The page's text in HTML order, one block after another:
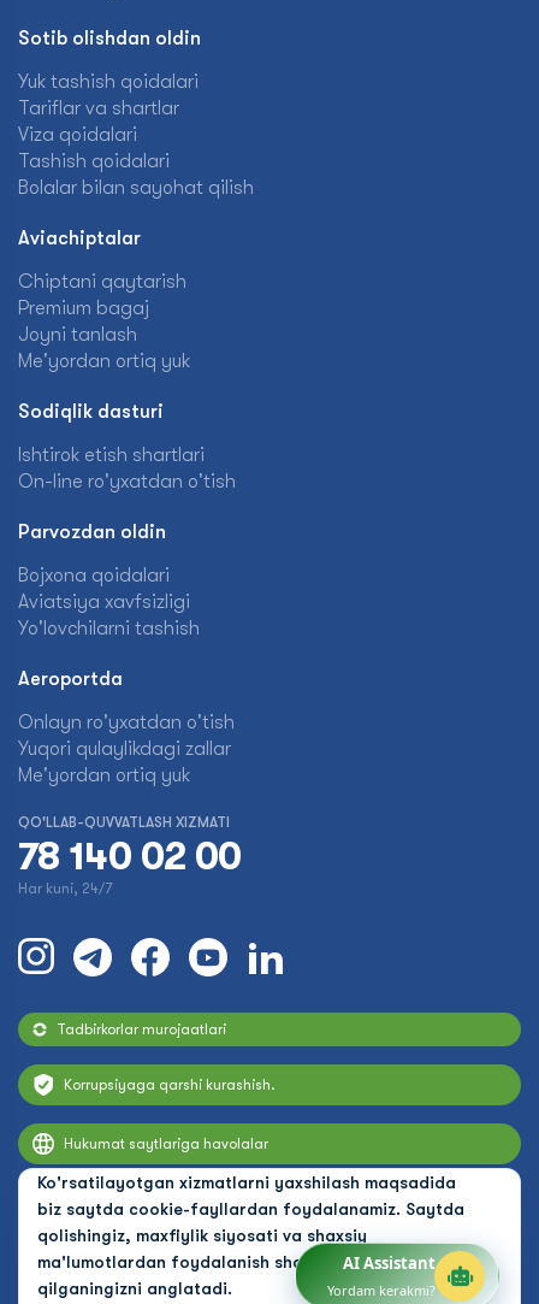
Ko'rsatilayotgan xizmatlarni yaxshilash maqsadida
biz saytda cookie-fayllardan foydalanamiz. Saytda
qolishingiz, maxfiylik siyosati va shaxsiy
ma'lumotlardan foydalanish shartlarini qabul
qilganingizni anglatadi.
Sotib olishdan oldin
Yuk tashish qoidalari
Tariflar va shartlar
Viza qoidalari
Tashish qoidalari
Bolalar bilan sayohat qilish
Aviachiptalar
Chiptani qaytarish
Premium bagaj
Joyni tanlash
Me'yordan ortiq yuk
Sodiqlik dasturi
Ishtirok etish shartlari
On-line ro'yxatdan o'tish
Parvozdan oldin
Bojxona qoidalari
Aviatsiya xavfsizligi
Yo'lovchilarni tashish
Aeroportda
Onlayn ro'yxatdan o'tish
Yuqori qulaylikdagi zallar
Me'yordan ortiq yuk
QO'LLAB-QUVVATLASH XIZMATI
78 140 02 00
Har kuni, 24/7
Tadbirkorlar murojaatlari
Korrupsiyaga qarshi kurashish.
Hukumat saytlariga havolalar
AI Assistant
Yordam kerakmi?